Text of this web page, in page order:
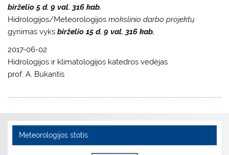
birželio 5 d. 9 val. 316 kab.
Hidrologijos/Meteorologijosmokslinio darbo projektų
gynimas vyksbirželio 15 d. 9 val. 316 kab.
2017-06-02
Hidrologijos ir klimatologijos katedros vedėjas
prof. A. Bukantis
Meteorologijos stotis